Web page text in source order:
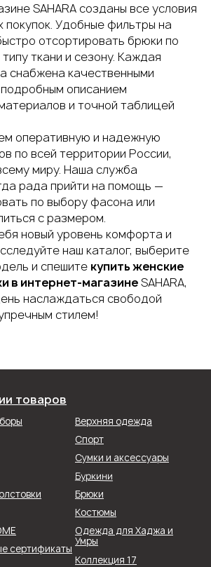
SAHARA созданы все условия
Удобные фильтры на
отсортировать брюки по
ткани и сезону. Каждая
снабжена качественными
описанием
и точной таблицей
оперативную и надежную
по всей территории России,
миру. Наша служба
рада прийти на помощь —
по выбору фасона или
с размером.
новый уровень комфорта и
наш каталог, выберите
и спешите купить женские
в интернет-магазинеSAHARA,
наслаждаться свободой
стилем!
товаров
Коллекция 17
Спорт
Верхняя одежда
Сумки и аксессуары
Брюки
Буркини
Костюмы
сертификаты
Одежда для Хаджа и
Умры